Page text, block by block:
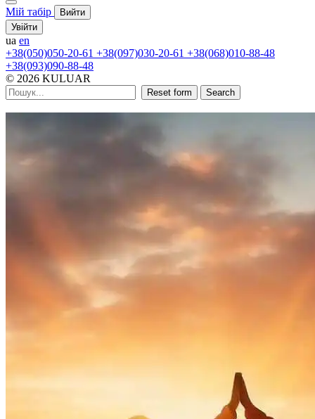
Мій табір
Вийти
Увійти
ua en
+38(050)050-20-61 +38(097)030-20-61 +38(068)010-88-48
+38(093)090-88-48
© 2026 KULUAR
Reset form Search